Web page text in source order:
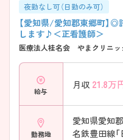
夜勤なし可（日勤のみ可）
【愛知県/愛知郡東郷町】
します♪＜正看護師＞
医療法人桂名会 やまクリニッ
給与
月収 21.8万
勤務地
愛知県愛知
名鉄豊田線